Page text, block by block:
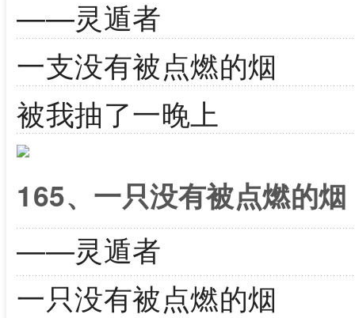
——灵遁者
一支没有被点燃的烟
被我抽了一晚上
165、一只没有被点燃的烟
——灵遁者
一只没有被点燃的烟